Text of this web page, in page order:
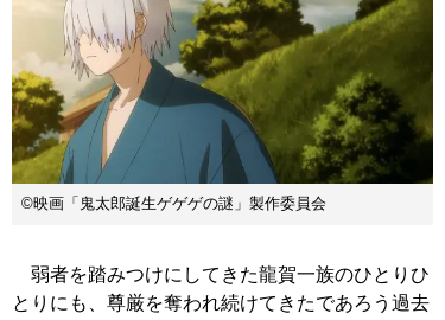
©映画「鬼太郎誕生ゲゲゲの謎」製作委員会
弱者を踏みつけにしてきた龍賀一族のひとりひ
とりにも、尊厳を奪われ続けてきたであろう過去